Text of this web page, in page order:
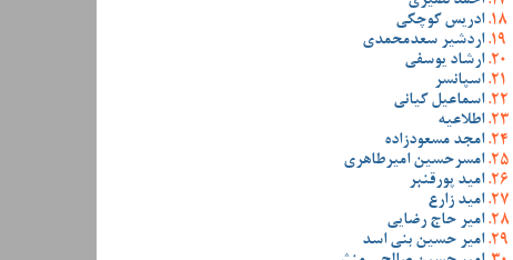
ادریس کوچکی
اردشیر سعدمحمدی
ارشاد یوسفی
اسپانسر
اسماعیل کیانی
اطلاعیه
امجد مسعودزاده
امسرحسین امیرطاهری
امید پورقنبر
امید زارع
امیر حاج رضایی
امیر حسین بنی اسد